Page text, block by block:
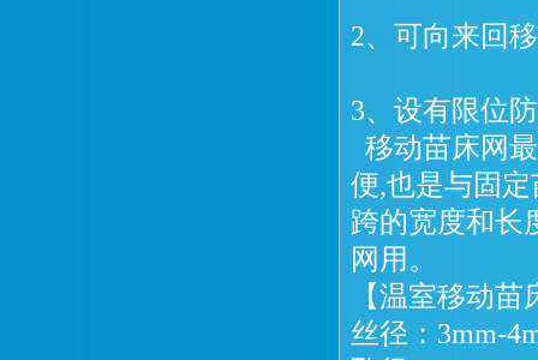
2、可向来回
3、设有限位
移动苗床网
便,也是与固
跨的宽度和长
网用。
【温室移动
丝径：3mm-